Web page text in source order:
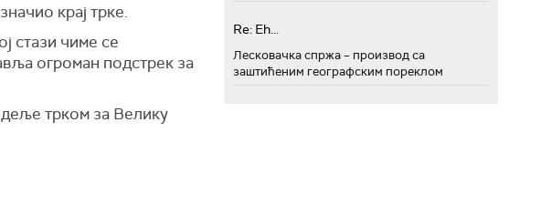
крај трке.
стази чиме се
огроман подстрек за
трком за Велику
Re: Eh...
Лесковачка спржа – производ са
заштићеним географским пореклом